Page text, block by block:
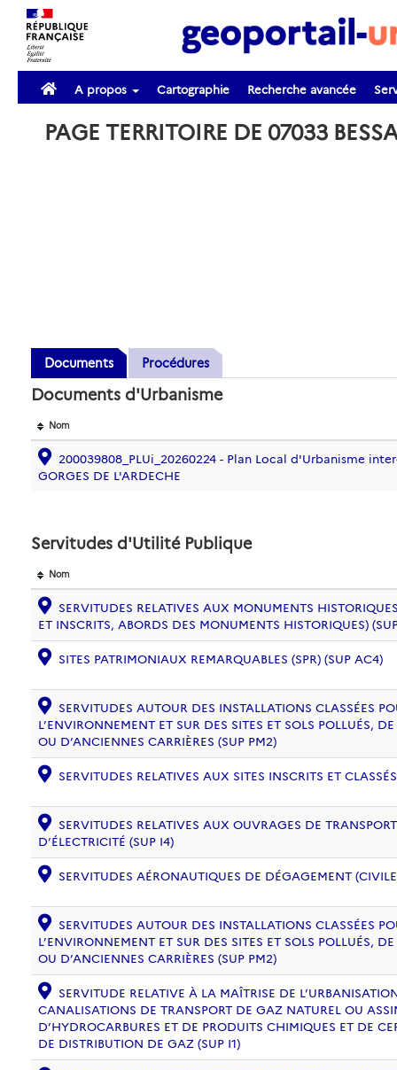
A propos Cartographie Recherche avancée
PAGE TERRITOIRE DE 07033
Documents Procédures
Documents d'Urbanisme
Nom
200039808_PLUi_20260224 - Plan Local d'Urbanisme
GORGES DE L'ARDECHE
Servitudes d'Utilité Publique
Nom
SERVITUDES RELATIVES AUX MONUMENTS
ET INSCRITS, ABORDS DES MONUMENTS HISTORIQUES)
SITES PATRIMONIAUX REMARQUABLES (SPR) (SUP AC4)
SERVITUDES AUTOUR DES INSTALLATIONS CLASSÉES
L’ENVIRONNEMENT ET SUR DES SITES ET SOLS POLLUÉS,
OU D’ANCIENNES CARRIÈRES (SUP PM2)
SERVITUDES RELATIVES AUX SITES INSCRITS ET
SERVITUDES RELATIVES AUX OUVRAGES DE
D’ÉLECTRICITÉ (SUP I4)
SERVITUDES AÉRONAUTIQUES DE DÉGAGEMENT
SERVITUDES AUTOUR DES INSTALLATIONS CLASSÉES
L’ENVIRONNEMENT ET SUR DES SITES ET SOLS POLLUÉS,
OU D’ANCIENNES CARRIÈRES (SUP PM2)
SERVITUDE RELATIVE À LA MAÎTRISE DE
CANALISATIONS DE TRANSPORT DE GAZ NATUREL OU
D’HYDROCARBURES ET DE PRODUITS CHIMIQUES ET DE
DE DISTRIBUTION DE GAZ (SUP I1)